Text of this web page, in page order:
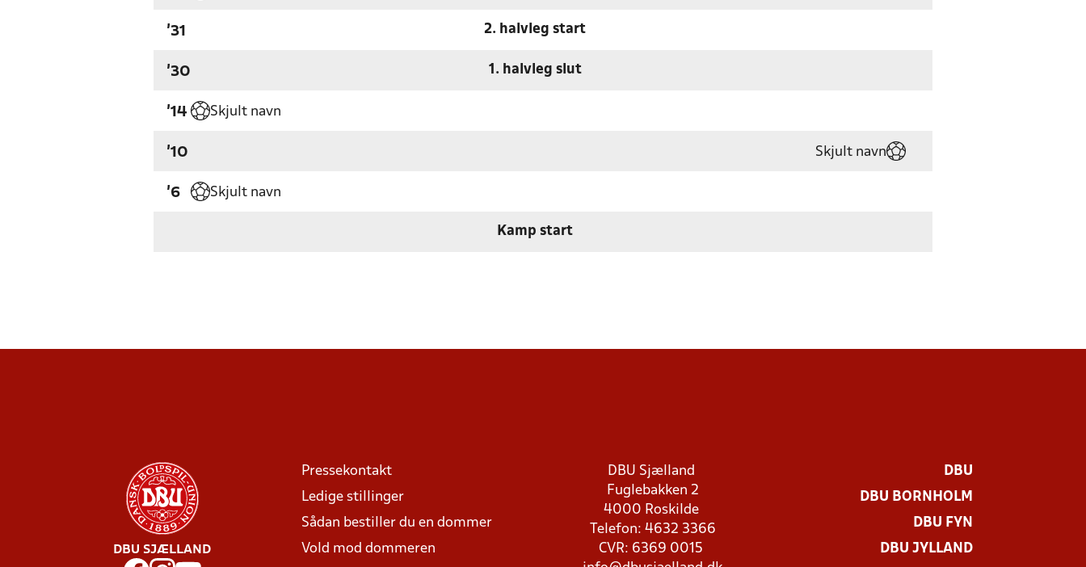
'31 2. halvleg start
'30 1. halvleg slut
'14 Skjult navn
'10 Skjult navn
'6 Skjult navn
Kamp start
DBU SJÆLLAND
Pressekontakt
Ledige stillinger
Sådan bestiller du en dommer
Vold mod dommeren
DBU Sjælland
Fuglebakken 2
4000 Roskilde
Telefon: 4632 3366
CVR: 6369 0015
DBU
DBU BORNHOLM
DBU FYN
DBU JYLLAND